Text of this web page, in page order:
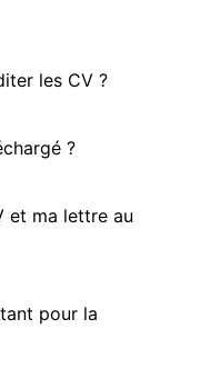
les CV ?
?
et ma lettre au
pour la